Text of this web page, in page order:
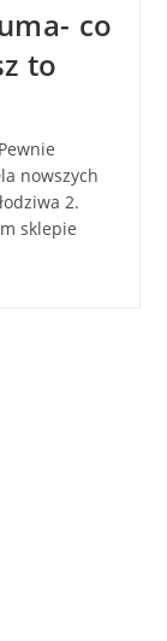
co
to
nowszych
2.
sklepie